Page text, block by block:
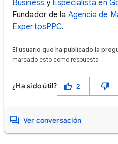
Business y Especialista en
Fundador de la Agencia de
ExpertosPPC.
El usuario que ha publicado la
marcado esto como respuesta
¿Ha sido útil? 2
Ver conversación